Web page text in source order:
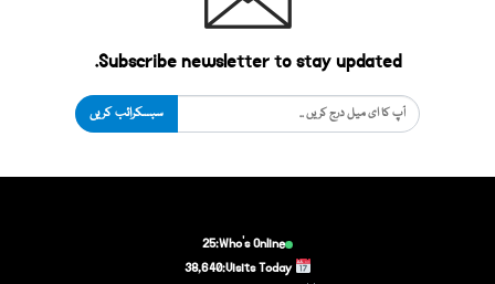
Subscribe newsletter to stay updated.
سبسکرائب کریں
Who's Online:
25
Visits Today:
38,640